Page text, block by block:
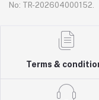
No: TR-202604000152.
Terms &